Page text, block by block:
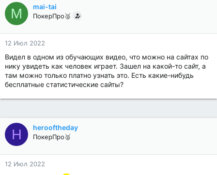
M mai-tai
ПокерПро🥈
12 Июл 2022
Видел в одном из обучающих видео, что можно на сайтах по
нику увидеть как человек играет. Зашел на какой-то сайт, а
там можно только платно узнать это. Есть какие-нибудь
бесплатные статистические сайты?
H herooftheday
ПокерПро🥈
12 Июл 2022